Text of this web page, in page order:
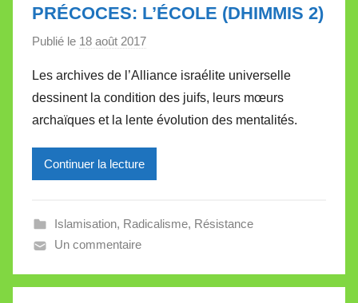
t
PRÉCOCES: L’ÉCOLE (DHIMMIS 2)
Publié le 18 août 2017
r
M
i
r
l
a
Les archives de l’Alliance israélite universelle
dessinent la condition des juifs, leurs mœurs
archaïques et la lente évolution des mentalités.
Continuer la lecture
Islamisation, Radicalisme, Résistance
Un commentaire